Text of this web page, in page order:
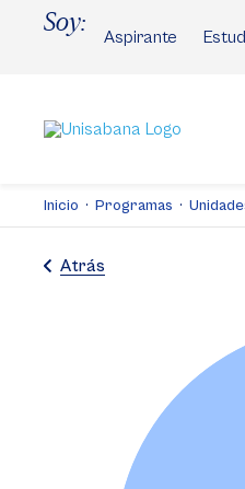
Soy:
Aspirante
Inicio Programas
Atrás